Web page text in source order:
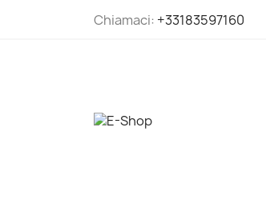
Chiamaci: +33183597160